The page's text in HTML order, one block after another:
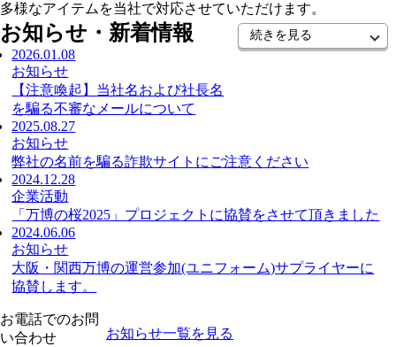
多様なアイテムを当社で対応させていただけます。
続きを見る
お知らせ・新着情報
2026.01.08
お知らせ
【注意喚起】当社名および社長名
を騙る不審なメールについて
2025.08.27
お知らせ
弊社の名前を騙る詐欺サイトにご注意ください
2024.12.28
企業活動
「万博の桜2025」プロジェクトに協賛をさせて頂きました
2024.06.06
お知らせ
大阪・関西万博の運営参加(ユニフォーム)サプライヤーに
協賛します。
お知らせ一覧を見る
お電話でのお問
い合わせ